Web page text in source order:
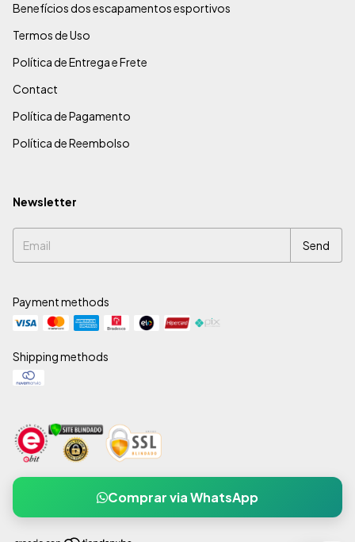
Benefícios dos escapamentos esportivos
Termos de Uso
Política de Entrega e Frete
Contact
Política de Pagamento
Política de Reembolso
Newsletter
Payment methods
Shipping methods
Comprar via WhatsApp